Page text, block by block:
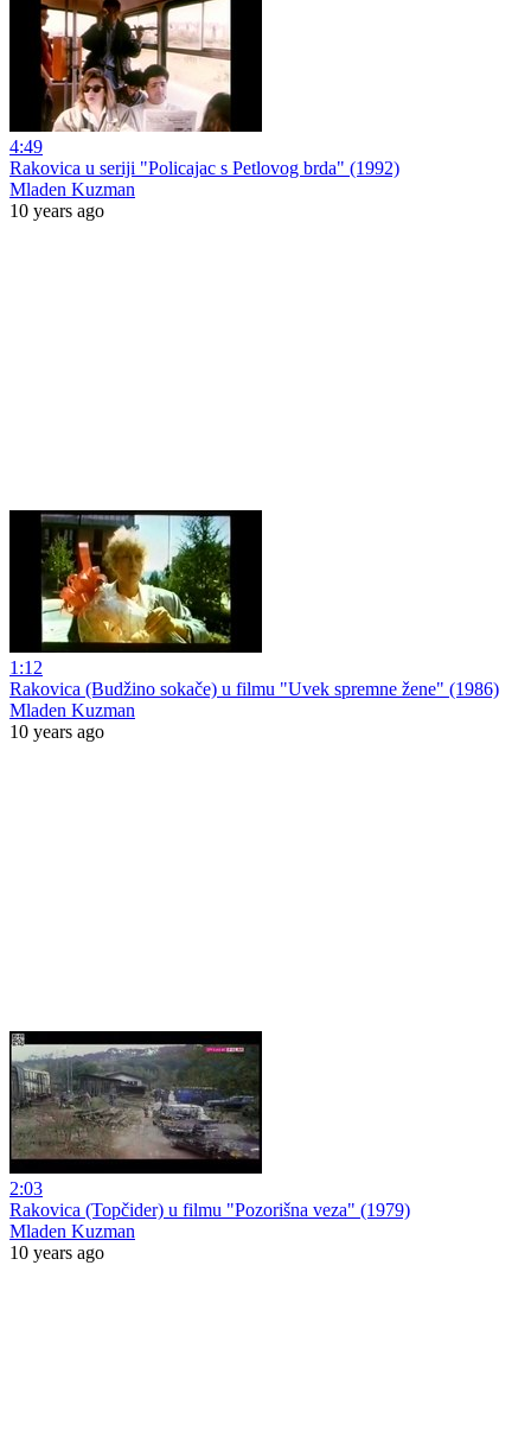
4:49
Rakovica u seriji "Policajac s Petlovog brda" (1992)
Mladen Kuzman
10 years ago
1:12
Rakovica (Budžino sokače) u filmu "Uvek spremne žene" (1986)
Mladen Kuzman
10 years ago
2:03
Rakovica (Topčider) u filmu "Pozorišna veza" (1979)
Mladen Kuzman
10 years ago